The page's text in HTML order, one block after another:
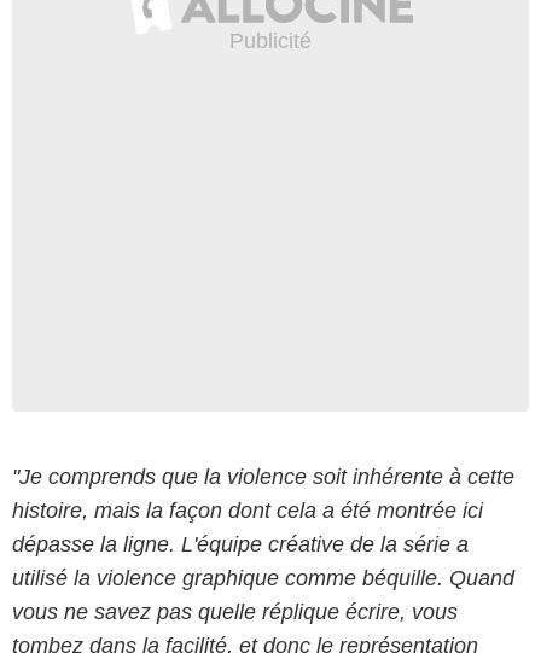
"Je comprends que la violence soit inhérente à cette
histoire, mais la façon dont cela a été montrée ici
dépasse la ligne. L'équipe créative de la série a
utilisé la violence graphique comme béquille. Quand
vous ne savez pas quelle réplique écrire, vous
tombez dans la facilité, et donc le représentation